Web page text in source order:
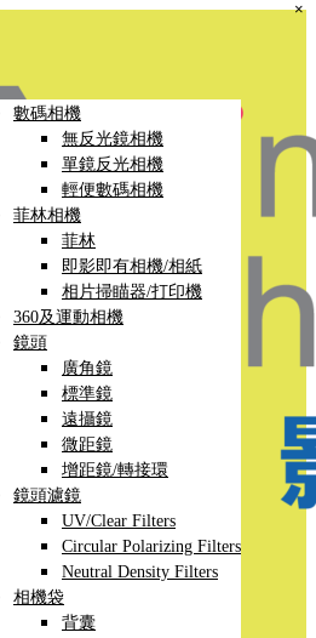
數碼相機
無反光鏡相機
單鏡反光相機
輕便數碼相機
菲林相機
菲林
即影即有相機/相紙
相片掃瞄器/打印機
360及運動相機
鏡頭
廣角鏡
標準鏡
遠攝鏡
微距鏡
增距鏡/轉接環
鏡頭濾鏡
UV/Clear Filters
Circular Polarizing Filters
Neutral Density Filters
相機袋
背囊
×